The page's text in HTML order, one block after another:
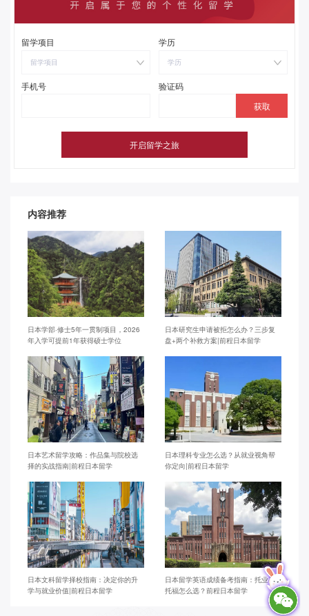
留学项目
留学项目
学历
学历
手机号 验证码
内容推荐
日本学部·修士5年一贯制项目，2026
年入学可提前1年获得硕士学位
日本研究生申请被拒怎么办？三步复
盘+两个补救方案|前程日本留学
日本艺术留学攻略：作品集与院校选
择的实战指南|前程日本留学
日本理科专业怎么选？从就业视角帮
你定向|前程日本留学
日本文科留学择校指南：决定你的升
学与就业价值|前程日本留学
日本留学英语成绩备考指南：托业与
托福怎么选？前程日本留学